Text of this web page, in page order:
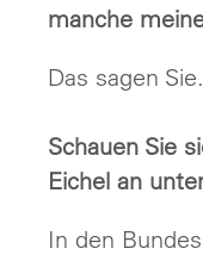
manche
Das sagen Sie.
Schauen Sie
Eichel an
In den